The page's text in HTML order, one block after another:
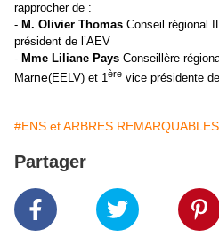
rapprocher de :
- M. Olivier Thomas Conseil régional
président de l’AEV
- Mme Liliane Pays Conseillère
Marne(EELV) et 1ère vice présidente
#ENS et ARBRES REMARQUABLES
Partager